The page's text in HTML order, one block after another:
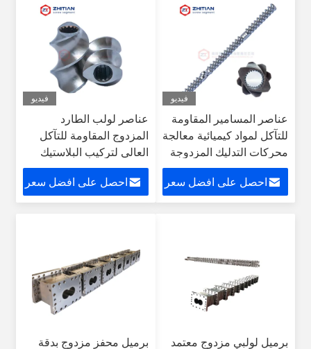
فيديو
عناصر المسامير المقاومة
للتآكل لمواد كيميائية معالجة
محركات التدليك المزدوجة
احصل على افضل سعر
فيديو
عناصر لولب الطارد
المزدوج المقاومة للتآكل
العالي لتركيب البلاستيك
احصل على افضل سعر
برميل لولبي مزدوج معتمد
برميل محفز مزدوج بدقة